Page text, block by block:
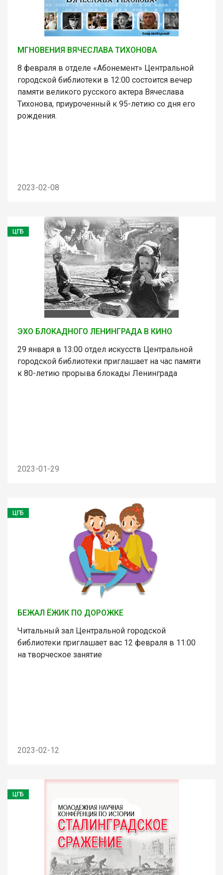
МГНОВЕНИЯ ВЯЧЕСЛАВА ТИХОНОВА
8 февраля в отделе «Абонемент» Центральной
городской библиотеки в 12:00 состоится вечер
памяти великого русского актера Вячеслава
Тихонова, приуроченный к 95-летию со дня его
рождения.
2023-02-08
ЦГБ
ЭХО БЛОКАДНОГО ЛЕНИНГРАДА В КИНО
29 января в 13:00 отдел искусств Центральной
городской библиотеки приглашает на час памяти
к 80-летию прорыва блокады Ленинграда
2023-01-29
ЦГБ
БЕЖАЛ ЁЖИК ПО ДОРОЖКЕ
Читальный зал Центральной городской
библиотеки приглашает вас 12 февраля в 11:00
на творческое занятие
2023-02-12
ЦГБ